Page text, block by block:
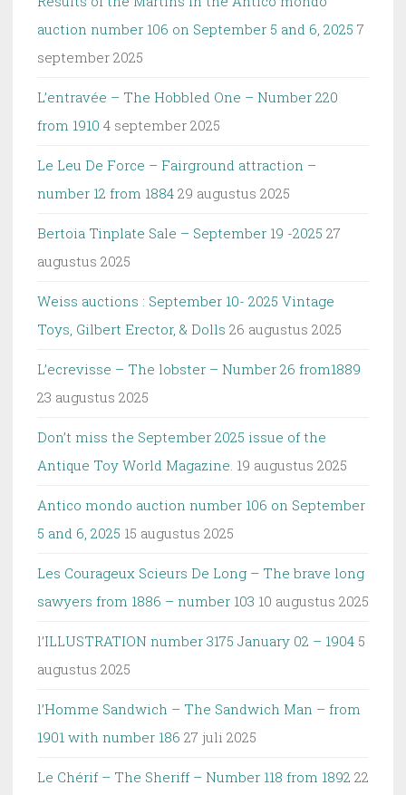
auction number 106 on September 5 and 6, 2025 7
september 2025
L’entravée – The Hobbled One – Number 220
from 1910 4 september 2025
Le Leu De Force – Fairground attraction –
number 12 from 1884 29 augustus 2025
Bertoia Tinplate Sale – September 19 -2025 27
augustus 2025
Weiss auctions : September 10- 2025 Vintage
Toys, Gilbert Erector, & Dolls 26 augustus 2025
L’ecrevisse – The lobster – Number 26 from1889
23 augustus 2025
Don’t miss the September 2025 issue of the
Antique Toy World Magazine. 19 augustus 2025
Antico mondo auction number 106 on September
5 and 6, 2025 15 augustus 2025
Les Courageux Scieurs De Long – The brave long
sawyers from 1886 – number 103 10 augustus 2025
l’ILLUSTRATION number 3175 January 02 – 1904 5
augustus 2025
l’Homme Sandwich – The Sandwich Man – from
1901 with number 186 27 juli 2025
Le Chérif – The Sheriff – Number 118 from 1892 22